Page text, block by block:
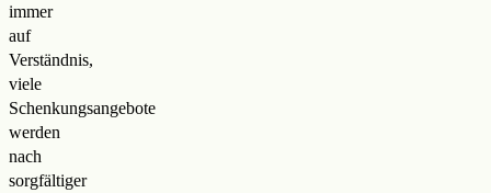
immer
auf
Verständnis,
viele
Schenkungsangebote
werden
nach
sorgfältiger